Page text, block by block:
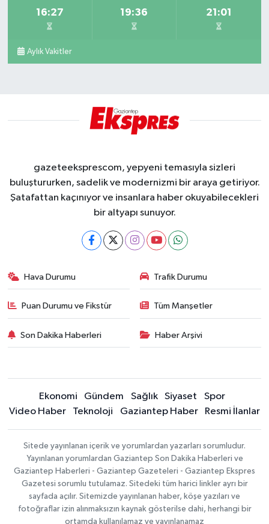
16:27 19:36 21:01
Aylık Vakitler
gazeteeksprescom, yepyeni temasıyla sizleri
buluştururken, sadelik ve modernizmi bir araya getiriyor.
Şatafattan kaçınıyor ve insanlara haber okuyabilecekleri
bir altyapı sunuyor.
Hava Durumu Trafik Durumu
Puan Durumu ve Fikstür Tüm Manşetler
Son Dakika Haberleri Haber Arşivi
Ekonomi Gündem Sağlık Siyaset
Spor
Video Haber
Teknoloji Gaziantep Haber Resmi İlanlar
Sitede yayınlanan içerik ve yorumlardan yazarları sorumludur.
Yayınlanan yorumlardan Gaziantep Son Dakika Haberleri ve
Gaziantep Haberleri - Gaziantep Gazeteleri - Gaziantep Ekspres
Gazetesi sorumlu tutulamaz. Sitedeki tüm harici linkler ayrı bir
sayfada açılır. Sitemizde yayınlanan haber, köşe yazıları ve
fotoğraflar izin alınmaksızın kaynak gösterilse dahi, herhangi bir
ortamda kullanılamaz ve yayınlanamaz